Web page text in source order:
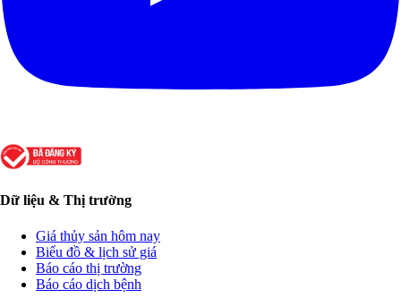
Dữ liệu & Thị trường
Giá thủy sản hôm nay
Biểu đồ & lịch sử giá
Báo cáo thị trường
Báo cáo dịch bệnh